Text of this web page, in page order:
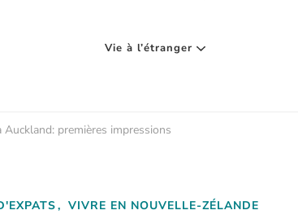
Vie à l’étranger
Auckland: premières impressions
VIVRE EN NOUVELLE-ZÉLANDE